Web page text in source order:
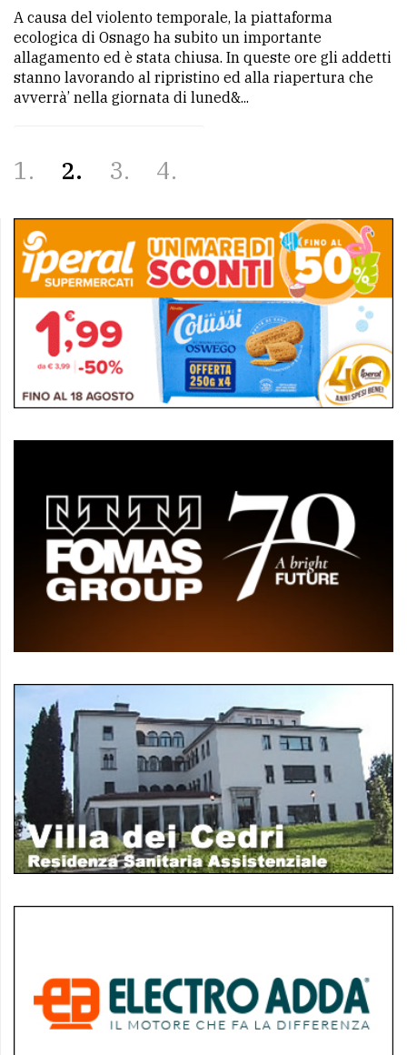
A causa del violento temporale, la piattaforma
ecologica di Osnago ha subito un importante
allagamento ed è stata chiusa. In queste ore gli addetti
stanno lavorando al ripristino ed alla riapertura che
avverrà’ nella giornata di luned&...
1 2 3 4